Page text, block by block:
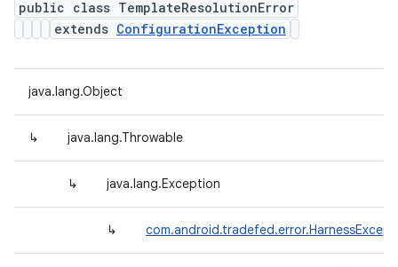
public class TemplateResolutionError
extends ConfigurationException
java.lang.Object
↳ java.lang.Throwable
↳ java.lang.Exception
↳